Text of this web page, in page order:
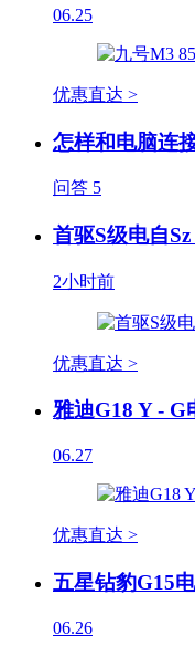
06.25
优惠直达 >
怎样和电脑连
问答 5
首驱S级电自
2小时前
优惠直达 >
雅迪G18 Y - G
06.27
优惠直达 >
五星钻豹G15
06.26